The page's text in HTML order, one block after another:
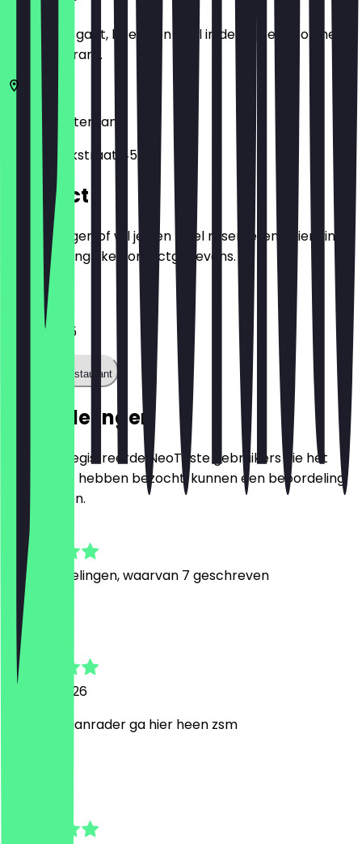
Voordat je gaat, boek een deal in de app en toon het in
het restaurant.
Rotterdam
Pannekoekstraat 45A
Contact
Heb je vragen of wil je een tafel reserveren? Hier vind
je alle belangrijke contactgegevens.
Telefoon
0625116925
Bel het restaurant
Beoordelingen
Alleen geregistreerde NeoTaste gebruikers die het
restaurant hebben bezocht, kunnen een beoordeling
achterlaten.
Beoordelingen, waarvan 7 geschreven
Wim
25 april 2026
Echt een aanrader ga hier heen zsm